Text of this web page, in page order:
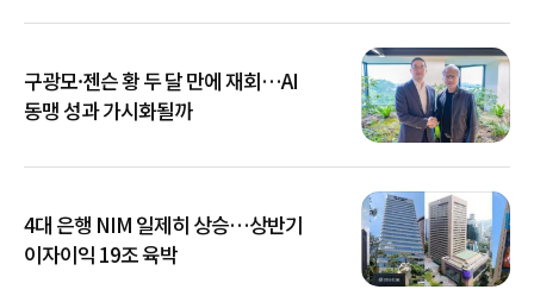
구광모·젠슨 황 두 달 만에 재회…AI
동맹 성과 가시화될까
4대 은행 NIM 일제히 상승…상반기
이자이익 19조 육박